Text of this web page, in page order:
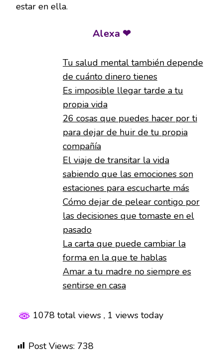
estar en ella.
Alexa ❤
Tu salud mental también depende
de cuánto dinero tienes
Es imposible llegar tarde a tu
propia vida
26 cosas que puedes hacer por ti
para dejar de huir de tu propia
compañía
El viaje de transitar la vida
sabiendo que las emociones son
estaciones para escucharte más
Cómo dejar de pelear contigo por
las decisiones que tomaste en el
pasado
La carta que puede cambiar la
forma en la que te hablas
Amar a tu madre no siempre es
sentirse en casa
1078 total views , 1 views today
Post Views: 738